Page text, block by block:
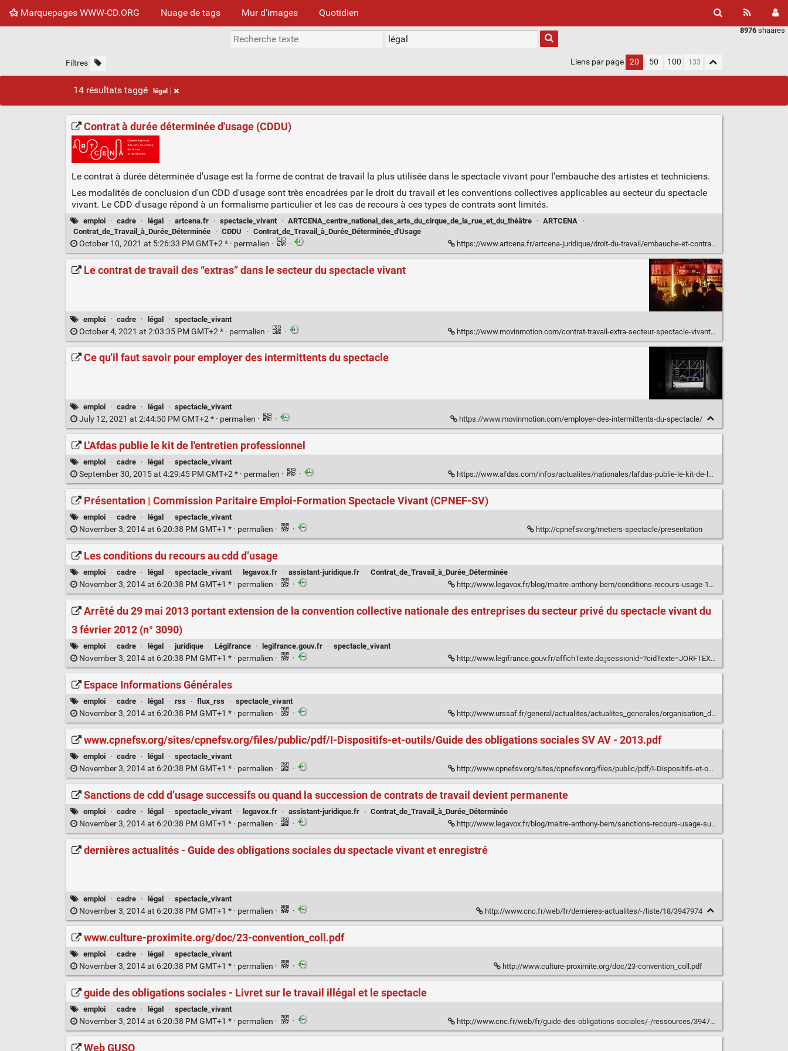
Marquepages WWW-CD.ORG Nuage de tags Mur d'images Quotidien
8976 shaares
Filtres Liens par page 20 50 100
14 résultats taggé légal
Contrat à durée déterminée d'usage (CDDU)
Le contrat à durée déterminée d'usage est la forme de contrat de travail la plus utilisée dans le spectacle vivant pour l'embauche des artistes et techniciens.
Les modalités de conclusion d'un CDD d'usage sont très encadrées par le droit du travail et les conventions collectives applicables au secteur du spectacle
vivant. Le CDD d'usage répond à un formalisme particulier et les cas de recours à ces types de contrats sont limités.
emploi · cadre · légal · artcena.fr · spectacle_vivant · ARTCENA_centre_national_des_arts_du_cirque_de_la_rue_et_du_théâtre · ARTCENA
·
Contrat_de_Travail_à_Durée_Déterminée · CDDU · Contrat_de_Travail_à_Durée_Déterminée_d'Usage
October 10, 2021 at 5:26:33 PM GMT+2 * · permalien · · https://www.artcena.fr/artcena-juridique/droit-du-travail/embauche-et-contrats-de-travail/contrat-duree-determinee-dusage-cddu
Le contrat de travail des “extras” dans le secteur du spectacle vivant
emploi · cadre · légal · spectacle_vivant
October 4, 2021 at 2:03:35 PM GMT+2 * · permalien · · https://www.movinmotion.com/contrat-travail-extra-secteur-spectacle-vivant/
Ce qu'il faut savoir pour employer des intermittents du spectacle
emploi · cadre · légal · spectacle_vivant
July 12, 2021 at 2:44:50 PM GMT+2 * · permalien · · https://www.movinmotion.com/employer-des-intermittents-du-spectacle/
L'Afdas publie le kit de l'entretien professionnel
emploi · cadre · légal · spectacle_vivant
September 30, 2015 at 4:29:45 PM GMT+2 * · permalien · · https://www.afdas.com/infos/actualites/nationales/lafdas-publie-le-kit-de-lentretien-professionnel
Présentation | Commission Paritaire Emploi-Formation Spectacle Vivant (CPNEF-SV)
emploi · cadre · légal · spectacle_vivant
November 3, 2014 at 6:20:38 PM GMT+1 * · permalien · · http://cpnefsv.org/metiers-spectacle/presentation
Les conditions du recours au cdd d’usage
emploi · cadre · légal · spectacle_vivant · legavox.fr · assistant-juridique.fr · Contrat_de_Travail_à_Durée_Déterminée
November 3, 2014 at 6:20:38 PM GMT+1 * · permalien · · http://www.legavox.fr/blog/maitre-anthony-bem/conditions-recours-usage-13791.htm#.U1tZFtGI70O
Arrêté du 29 mai 2013 portant extension de la convention collective nationale des entreprises du secteur privé du spectacle vivant du
3 février 2012 (n° 3090)
emploi · cadre · légal · juridique · Légifrance · legifrance.gouv.fr · spectacle_vivant
November 3, 2014 at 6:20:38 PM GMT+1 * · permalien · · http://www.legifrance.gouv.fr/affichTexte.do;jsessionid=?cidTexte=JORFTEXT000027514250&dateTexte=&oldAction=rechJO&categorieLien=id
Espace Informations Générales
emploi · cadre · légal · rss · flux_rss · spectacle_vivant
November 3, 2014 at 6:20:38 PM GMT+1 * · permalien · · http://www.urssaf.fr/general/actualites/actualites_generales/organisation_de_spectacles__droits_et_obligations_01.html
www.cpnefsv.org/sites/cpnefsv.org/files/public/pdf/I-Dispositifs-et-outils/Guide des obligations sociales SV AV - 2013.pdf
emploi · cadre · légal · spectacle_vivant
November 3, 2014 at 6:20:38 PM GMT+1 * · permalien · · http://www.cpnefsv.org/sites/cpnefsv.org/files/public/pdf/I-Dispositifs-et-outils/Guide%20des%20obligations%20sociales%20SV%20AV%20-%202013.pdf
Sanctions de cdd d’usage successifs ou quand la succession de contrats de travail devient permanente
emploi · cadre · légal · spectacle_vivant · legavox.fr · assistant-juridique.fr · Contrat_de_Travail_à_Durée_Déterminée
November 3, 2014 at 6:20:38 PM GMT+1 * · permalien · · http://www.legavox.fr/blog/maitre-anthony-bem/sanctions-recours-usage-successif-probleme-13792.htm#.U1vKTtGI70O
dernières actualités - Guide des obligations sociales du spectacle vivant et enregistré
emploi · cadre · légal · spectacle_vivant
November 3, 2014 at 6:20:38 PM GMT+1 * · permalien · · http://www.cnc.fr/web/fr/dernieres-actualites/-/liste/18/3947974
www.culture-proximite.org/doc/23-convention_coll.pdf
emploi · cadre · légal · spectacle_vivant
November 3, 2014 at 6:20:38 PM GMT+1 * · permalien · · http://www.culture-proximite.org/doc/23-convention_coll.pdf
guide des obligations sociales - Livret sur le travail illégal et le spectacle
emploi · cadre · légal · spectacle_vivant
November 3, 2014 at 6:20:38 PM GMT+1 * · permalien · · http://www.cnc.fr/web/fr/guide-des-obligations-sociales/-/ressources/3947634
Web GUSO